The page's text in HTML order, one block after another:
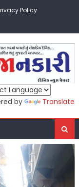
Policy
by Translate